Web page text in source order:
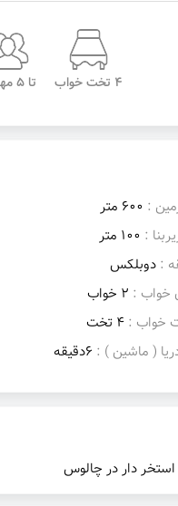
4 تخت خواب تا 5 مهمان
: 600 متر
: 100 متر
: دوبلکس
خواب : 2 خواب
خواب : 4 تخت
( ماشین ) : 6دقیقه
استخر دار در چالوس